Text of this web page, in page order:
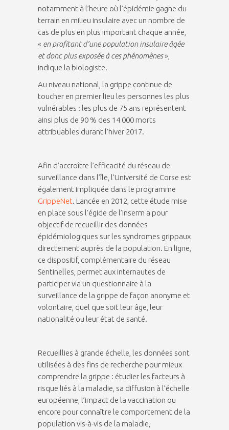
notamment à l’heure où l’épidémie gagne du
terrain en milieu insulaire avec un nombre de
cas de plus en plus important chaque année,
« en profitant d’une population insulaire âgée
et donc plus exposée à ces phénomènes»,
indique la biologiste.
Au niveau national, la grippe continue de
toucher en premier lieu les personnes les plus
vulnérables : les plus de 75 ans représentent
ainsi plus de 90 % des 14 000 morts
attribuables durant l’hiver 2017.
Afin d’accroître l’efficacité du réseau de
surveillance dans l’île, l’Université de Corse est
également impliquée dans le programme
GrippeNet. Lancée en 2012, cette étude mise
en place sous l’égide de l’Inserm a pour
objectif de recueillir des données
épidémiologiques sur les syndromes grippaux
directement auprès de la population. En ligne,
ce dispositif, complémentaire du réseau
Sentinelles, permet aux internautes de
participer via un questionnaire à la
surveillance de la grippe de façon anonyme et
volontaire, quel que soit leur âge, leur
nationalité ou leur état de santé.
Recueillies à grande échelle, les données sont
utilisées à des fins de recherche pour mieux
comprendre la grippe : étudier les facteurs à
risque liés à la maladie, sa diffusion à l’échelle
européenne, l’impact de la vaccination ou
encore pour connaître le comportement de la
population vis-à-vis de la maladie,